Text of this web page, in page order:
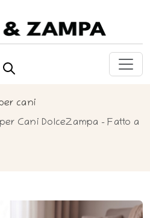
cani
Cani DolceZampa – Fatto a